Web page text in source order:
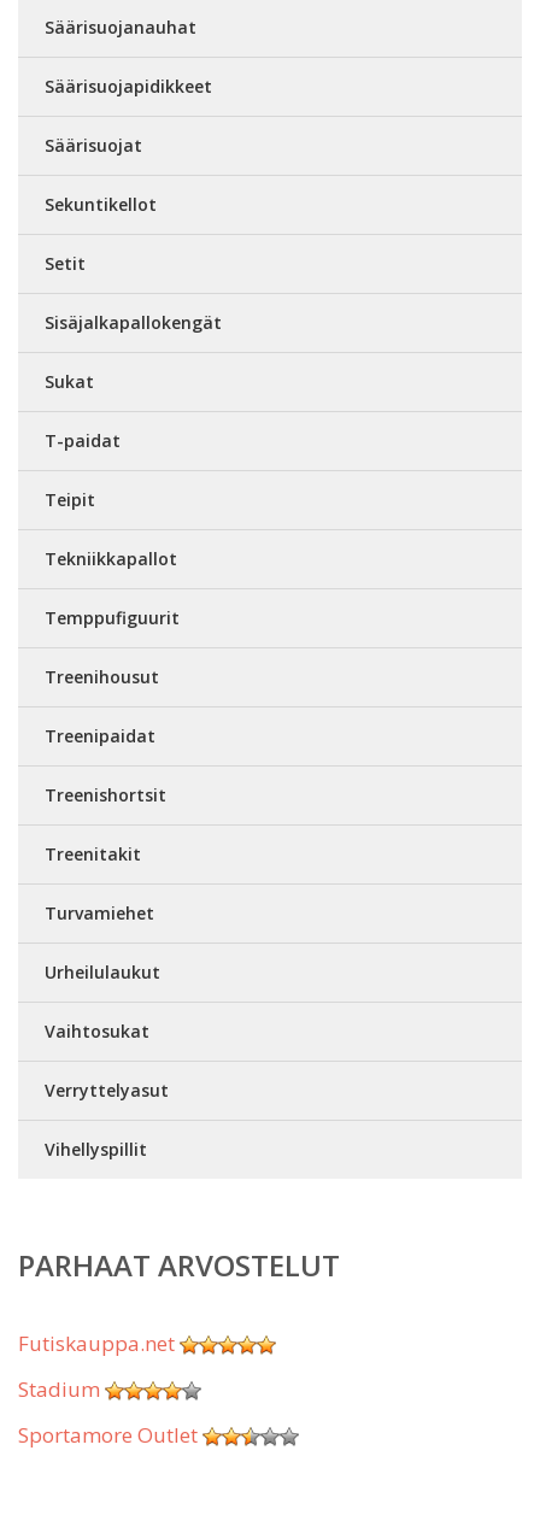
Säärisuojanauhat
Säärisuojapidikkeet
Säärisuojat
Sekuntikellot
Setit
Sisäjalkapallokengät
Sukat
T-paidat
Teipit
Tekniikkapallot
Temppufiguurit
Treenihousut
Treenipaidat
Treenishortsit
Treenitakit
Turvamiehet
Urheilulaukut
Vaihtosukat
Verryttelyasut
Vihellyspillit
PARHAAT ARVOSTELUT
Futiskauppa.net
Stadium
Sportamore Outlet